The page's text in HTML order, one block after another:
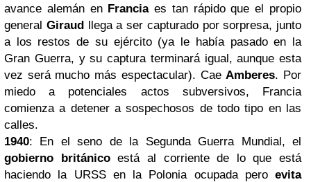
avance alemán en Franciaes tan rápido que el propio
general Giraudllega a ser capturado por sorpresa, junto
a los restos de su ejército (ya le había pasado en la
Gran Guerra, y su captura terminará igual, aunque esta
vez será mucho más espectacular). CaeAmberes. Por
miedo a potenciales actos subversivos, Francia
comienza a detener a sospechosos de todo tipo en las
calles.
1940: En el seno de la Segunda Guerra Mundial, el
gobierno británicoestá al corriente de lo que está
haciendo la URSS en la Polonia ocupada pero evita